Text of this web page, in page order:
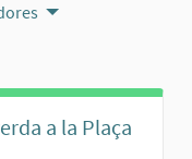
a la Plaça